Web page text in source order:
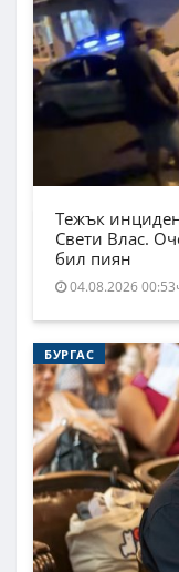
Тежък
Свети Влас.
бил пиян
04.08.2026
БУРГАС